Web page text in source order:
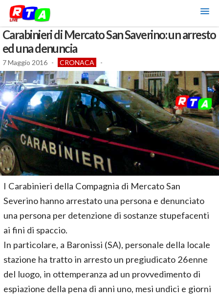
Carabinieri di Mercato San Saverino: un arresto
ed una denuncia
7 Maggio 2016 - CRONACA -
I Carabinieri della Compagnia di Mercato San
Severino hanno arrestato una persona e denunciato
una persona per detenzione di sostanze stupefacenti
ai fini di spaccio.
In particolare, a Baronissi (SA), personale della locale
stazione ha tratto in arresto un pregiudicato 26enne
del luogo, in ottemperanza ad un provvedimento di
espiazione della pena di anni uno, mesi undici e giorni